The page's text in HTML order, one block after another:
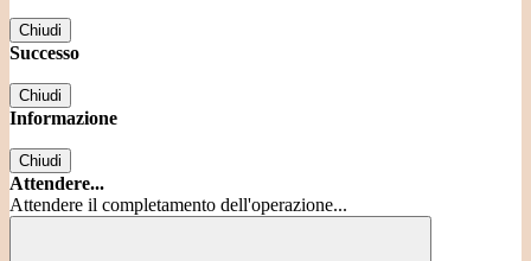
Chiudi
Successo
Chiudi
Informazione
Chiudi
Attendere...
Attendere il completamento dell'operazione...